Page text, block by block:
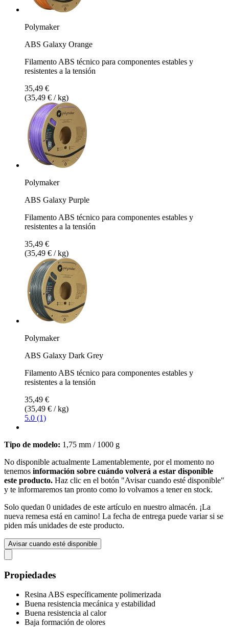
Polymaker
ABS Galaxy Orange
Filamento ABS técnico para componentes estables y
resistentes a la tensión
35,49 €
(35,49 € / kg)
Polymaker
ABS Galaxy Purple
Filamento ABS técnico para componentes estables y
resistentes a la tensión
35,49 €
(35,49 € / kg)
Polymaker
ABS Galaxy Dark Grey
Filamento ABS técnico para componentes estables y
resistentes a la tensión
35,49 €
(35,49 € / kg)
5.0 (1)
Tipo de modelo: 1,75 mm / 1000 g
No disponible actualmente Lamentablemente, por el momento no
tenemos información sobre cuándo volverá a estar disponible
este producto. Haz clic en el botón "Avisar cuando esté disponible"
y te informaremos tan pronto como lo volvamos a tener en stock.
Solo quedan 0 unidades de este artículo en nuestro almacén. ¡La
nueva remesa está en camino! La fecha de entrega puede variar si se
piden más unidades de este producto.
Avisar cuando esté disponible
Propiedades
Resina ABS específicamente polimerizada
Buena resistencia mecánica y estabilidad
Buena resistencia al calor
Baja formación de olores